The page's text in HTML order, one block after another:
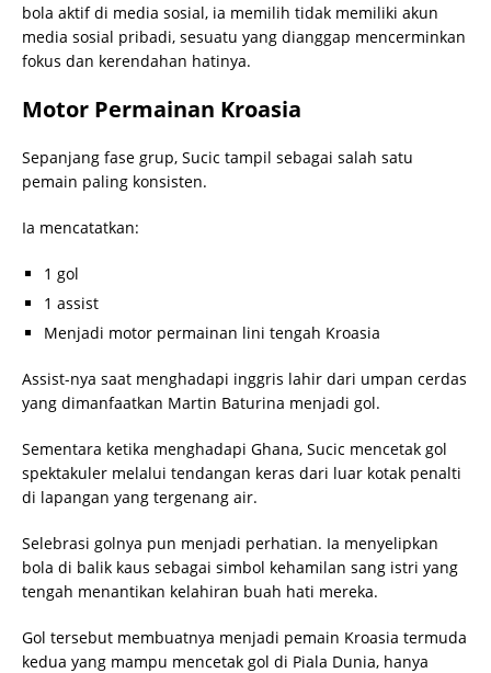
bola aktif di media sosial, ia memilih tidak memiliki akun
media sosial pribadi, sesuatu yang dianggap mencerminkan
fokus dan kerendahan hatinya.
Motor Permainan Kroasia
Sepanjang fase grup, Sucic tampil sebagai salah satu
pemain paling konsisten.
Ia mencatatkan:
1 gol
1 assist
Menjadi motor permainan lini tengah Kroasia
Assist-nya saat menghadapi inggris lahir dari umpan cerdas
yang dimanfaatkan Martin Baturina menjadi gol.
Sementara ketika menghadapi Ghana, Sucic mencetak gol
spektakuler melalui tendangan keras dari luar kotak penalti
di lapangan yang tergenang air.
Selebrasi golnya pun menjadi perhatian. Ia menyelipkan
bola di balik kaus sebagai simbol kehamilan sang istri yang
tengah menantikan kelahiran buah hati mereka.
Gol tersebut membuatnya menjadi pemain Kroasia termuda
kedua yang mampu mencetak gol di Piala Dunia, hanya